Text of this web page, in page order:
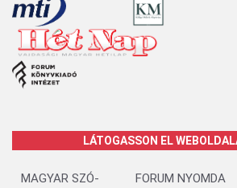
LÁTOGASSON EL
MAGYAR SZÓ-
FORUM NYOMDA